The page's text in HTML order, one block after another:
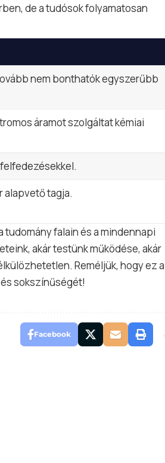
de a tudósok folyamatosan
nem bonthatók egyszerűbb
áramot szolgáltat kémiai
felfedezésekkel.
alapvető tagja.
falain és a mindennapi
akár testünk működése, akár
Reméljük, hogy ez a
sokszínűségét!
Facebook